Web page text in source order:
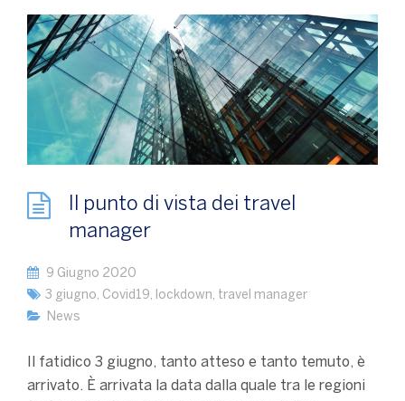
Il punto di vista dei travel
manager
9 Giugno 2020
3 giugno, Covid19, lockdown, travel manager
News
Il fatidico 3 giugno, tanto atteso e tanto temuto, è
arrivato. È arrivata la data dalla quale tra le regioni